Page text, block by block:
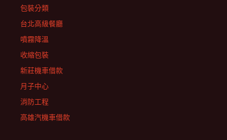
包裝分類
台北高級餐廳
噴霧降溫
收縮包裝
新莊機車借款
月子中心
消防工程
高雄汽機車借款